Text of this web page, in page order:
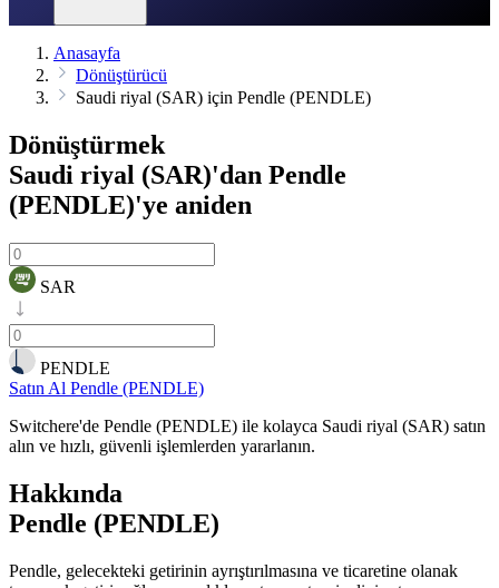
Anasayfa
Dönüştürücü
Saudi riyal (SAR) için Pendle (PENDLE)
Dönüştürmek
Saudi riyal (SAR)'dan Pendle
(PENDLE)'ye aniden
SAR
PENDLE
Satın Al Pendle (PENDLE)
Switchere'de Pendle (PENDLE) ile kolayca Saudi riyal (SAR) satın
alın ve hızlı, güvenli işlemlerden yararlanın.
Hakkında
Pendle (PENDLE)
Pendle, gelecekteki getirinin ayrıştırılmasına ve ticaretine olanak